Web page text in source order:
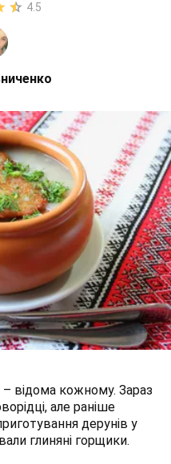
4.5
відома кожному. Зараз
але раніше
дерунів у
глиняні горщики.